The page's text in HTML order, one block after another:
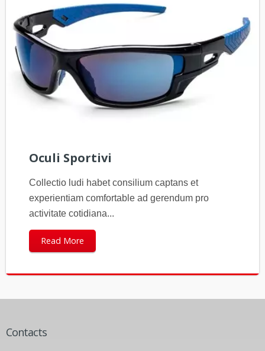
Oculi Sportivi
Collectio ludi habet consilium captans et
experientiam comfortable ad gerendum pro
activitate cotidiana...
Read More
Contacts